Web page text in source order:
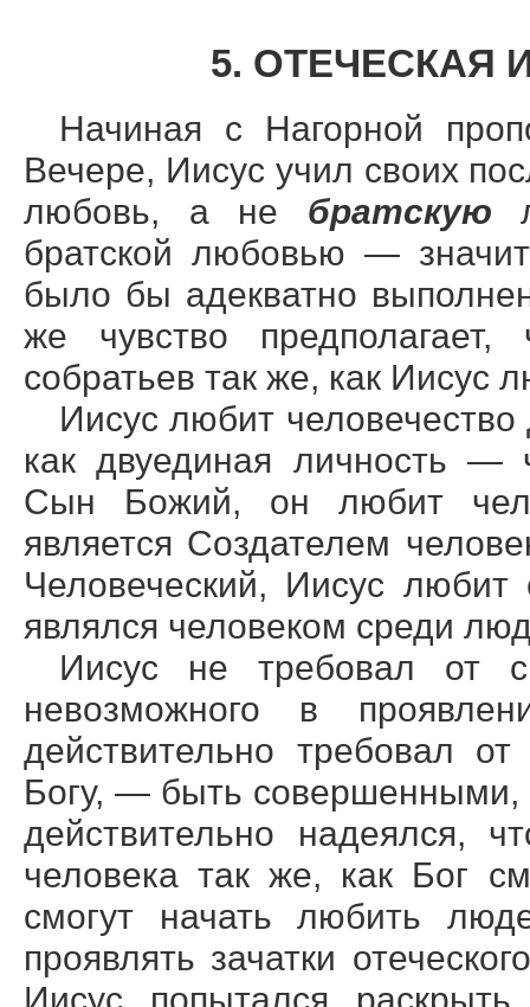
5. ОТЕЧЕСКАЯ
Начиная с Нагорной
Вечере, Иисус учил своих
любовь, а не братскую
братской любовью —
было бы адекватно
же чувство
собратьев так же, как Иисус
Иисус любит
как двуединая личность —
Сын Божий, он любит
является Создателем
Человеческий, Иисус
являлся человеком среди
Иисус не требовал от
невозможного в
действительно требовал
Богу, — быть
действительно надеялся,
человека так же, как Бог
смогут начать любить
проявлять зачатки
Иисус попытался